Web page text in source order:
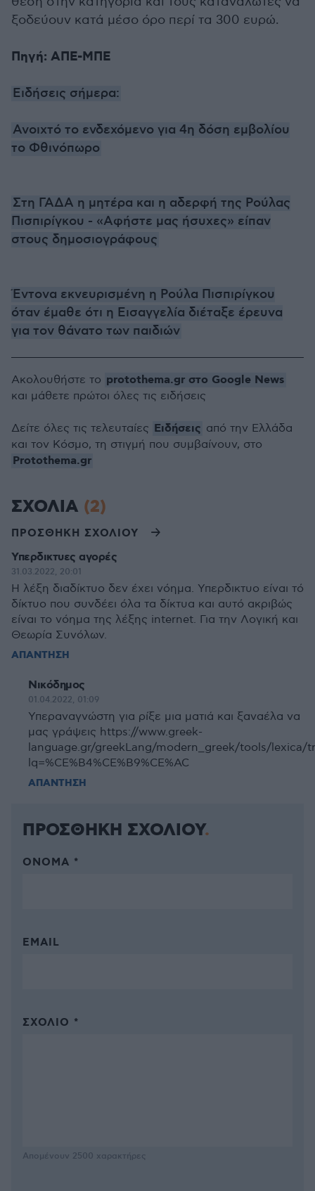
ξοδεύουν κατά μέσο όρο περί τα 300 ευρώ.
Πηγή: ΑΠΕ-ΜΠΕ
Ειδήσεις σήμερα:
Ανοιχτό το ενδεχόμενο για 4η δόση εμβολίου
το Φθινόπωρο
Στη ΓΑΔΑ η μητέρα και η αδερφή της Ρούλας
Πισπιρίγκου - «Αφήστε μας ήσυχες» είπαν
στους δημοσιογράφους
Έντονα εκνευρισμένη η Ρούλα Πισπιρίγκου
όταν έμαθε ότι η Εισαγγελία διέταξε έρευνα
για τον θάνατο των παιδιών
Ακολουθήστε το protothema.gr στο Google News
και μάθετε πρώτοι όλες τις ειδήσεις
Δείτε όλες τις τελευταίες Ειδήσεις από την Ελλάδα
και τον Κόσμο, τη στιγμή που συμβαίνουν, στο
Protothema.gr
ΣΧΟΛΙΑ (2)
ΠΡΟΣΘΗΚΗ ΣΧΟΛΙΟΥ
Υπερδικτυες αγορές
31.03.2022, 20:01
Η λέξη διαδίκτυο δεν έχει νόημα. Υπερδικτυο είναι τό
δίκτυο που συνδέει όλα τα δίκτυα και αυτό ακριβώς
είναι το νόημα της λέξης internet. Για την Λογική και
Θεωρία Συνόλων.
ΑΠΑΝΤΗΣΗ
Νικόδημος
01.04.2022, 01:09
Υπεραναγνώστη για ρίξε μια ματιά και ξαναέλα να
μας γράψεις https://www.greek-
language.gr/greekLang/modern_greek/tools/lexica/
lq=%CE%B4%CE%B9%CE%AC
ΑΠΑΝΤΗΣΗ
ΠΡΟΣΘΗΚΗ ΣΧΟΛΙΟΥ
ΌΝΟΜΑ *
EMAIL
ΣΧΌΛΙΟ *
Απομένουν 2500 χαρακτήρες